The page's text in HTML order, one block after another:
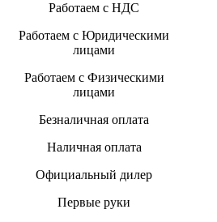
Работаем с НДС
Работаем с Юридическими
лицами
Работаем с Физическими
лицами
Безналичная оплата
Наличная оплата
Официальный дилер
Первые руки